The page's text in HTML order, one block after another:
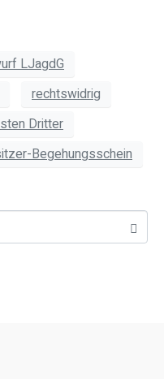
LJagdG
rechtswidrig
Dritter
Begehungsschein